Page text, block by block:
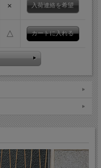
× 入荷連絡を希望
△